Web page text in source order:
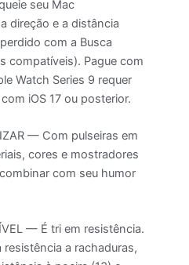
seu Mac
direção e a distância
com a Busca
compatíveis). Pague com
Watch Series 9 requer
iOS 17 ou posterior.
— Com pulseiras em
cores e mostradores
com seu humor
— É tri em resistência.
a rachaduras,